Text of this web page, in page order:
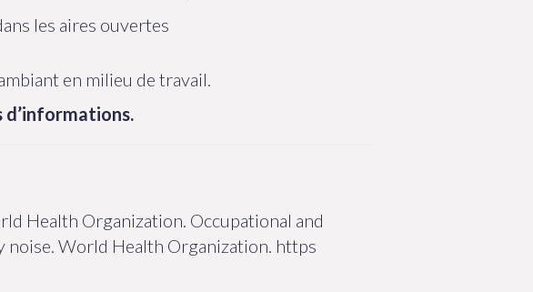
les aires ouvertes
en milieu de travail.
d’informations.
Health Organization. Occupational and
noise. World Health Organization. https